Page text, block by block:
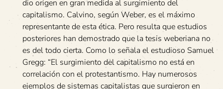
dio origen en gran medida al surgimiento del
capitalismo. Calvino, según Weber, es el máximo
representante de esta ética. Pero resulta que estudios
posteriores han demostrado que la tesis weberiana no
es del todo cierta. Como lo señala el estudioso Samuel
Gregg: “El surgimiento del capitalismo no está en
correlación con el protestantismo. Hay numerosos
ejemplos de sistemas capitalistas que surgieron en